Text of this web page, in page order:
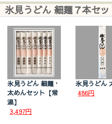
氷見うどん 細麺７本セ
氷見うどん 細麺・
太めんセット【常
温】
3,497円
氷見うどん
486円